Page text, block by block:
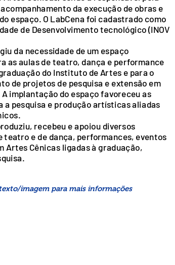
da execução de obras e
espaço. O LabCena foi cadastrado como
de Desenvolvimento tecnológico (INOV
da necessidade de um espaço
as aulas de teatro, dança e performance
do Instituto de Artes e para o
de projetos de pesquisa e extensão em
A implantação do espaço favoreceu as
a pesquisa e produção artísticas aliadas
recebeu e apoiou diversos
teatro e de dança, performances, eventos
Artes Cênicas ligadas à graduação,
imagem para mais informações